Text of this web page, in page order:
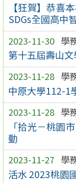
【狂賀】恭喜
SDGs全國高中
2023-11-30 學
第十五屆壽山
2023-11-28 學
中原大學112-1
2023-11-28 學
「拾光－桃園
動
2023-11-27 學
活水 2023桃園